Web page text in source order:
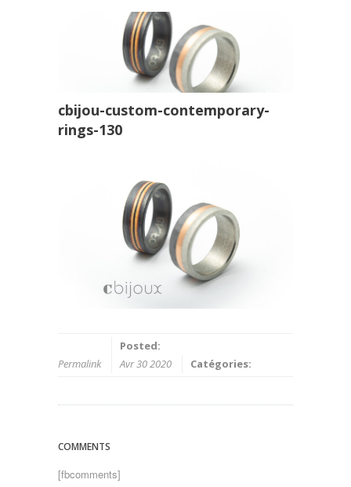
cbijou-custom-contemporary-
rings-130
Permalink
Posted:
Avr 30 2020
Catégories:
COMMENTS
[fbcomments]